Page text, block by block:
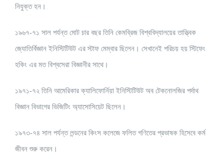
নিযুক্ত হন।
১৯৬৭-৭১ সাল পর্যন্ত মোট চার বছর তিনি কেমব্রিজ বিশ্ববিদ্যালয়ের তাত্ত্বিক
জ্যোতির্বিজ্ঞান ইনিস্টিটিউট এর স্টাফ মেম্বার ছিলেন। সেখানেই পরিচয় হয় স্টিফেং
হকিং এর মত বিশ্বসেরা বিজ্ঞানীর সাথে।
১৯৭১-৭২ তিনি আমেরিকার ক্যালিফোর্নিয়া ইনিস্টিটিউট অব টেকনোলজির পর্দাথ
বিজ্ঞান বিভাগের ভিজিটিং অ্যাসোসিয়েট ছিলেন।
১৯৭৩-৭৪ সাল পর্যন্ত লন্ডনের কিংস কলেজে ফলিত গণিতের প্রভাষক হিসেবে কর্ম
জীবন শুরু করেন।